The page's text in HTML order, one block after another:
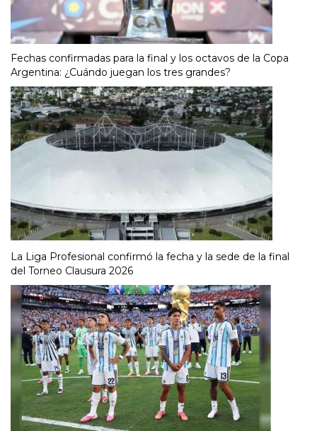
Fechas confirmadas para la final y los octavos de la Copa
Argentina: ¿Cuándo juegan los tres grandes?
La Liga Profesional confirmó la fecha y la sede de la final
del Torneo Clausura 2026